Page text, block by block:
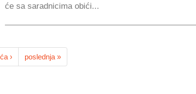
će sa saradnicima obići...
› poslednja »